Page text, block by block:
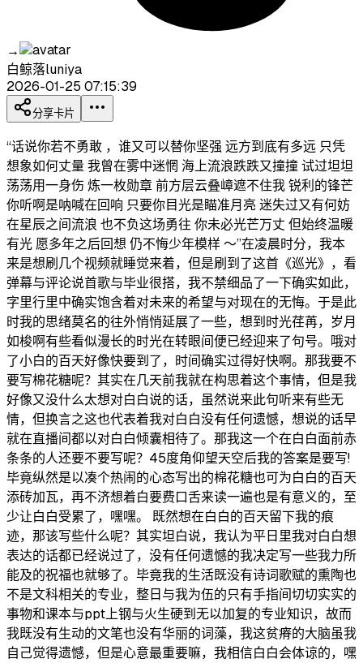
→
白鲸落luniya
2026-01-25 07:15:39
分享卡片
“话说你若不勇敢 ，谁又可以替你坚强 远方到底有多远 只凭
想象如何丈量 我曾在雾中迷惘 海上流浪跌跌又撞撞 试过坦坦
荡荡用一身伤 炼一枚勋章 前方层云叠嶂遮不住我 锐利的锋芒
你听啊是呐喊在回响 只要你目光是瞄准月亮 迷失过又有何妨
在星辰之间流浪 也不负这场勇往 你未必光芒万丈 但始终温暖
有光 愿多年之后回想 仍不悔少年模样 ～”在凌晨时分，我本
来是想刷几个视频就睡觉来着，但是刷到了这首《巡光》，看
弹幕与评论说首歌与毕业很搭，我不禁细品了一下确实如此，
字里行里中确实饱含着对未来的希望与对现在的无悔。于是此
时我的思绪莫名的往外悄悄延展了一些，想到时光荏苒，岁月
如梭啊有些看似漫长的时光在转眼间便已经迎来了句号。哦对
了小白的百天好像快要到了，时间确实过得好快啊。那我要不
要写棉花糖呢？其实在几天前我就在构思着这个事情，但是我
好像又没什么太想对白白说的话，虽然说来此句听来有些无
情，但换言之这也代表着我对白白没有任何遗憾，想说的话早
就在直播间都以对白白倾囊相待了。那我这一个在白白面前赤
条条的人还要不要写呢？45度角仰望天空后我的答案是要写!
毕竟纵然是以凑个热闹的心态写出的棉花糖也可为白白的百天
添砖加瓦，再不济想着白要费口舌来读一遍也是有意义的，至
少让白白受累了，嘿嘿。 既然想在白白的百天留下我的痕
迹，那该写些什么呢？其实坦白说，我认为平日里我对白白想
表达的话都已经说过了，没有任何遗憾的我决定写一些我力所
能及的祝福也就够了。毕竟我的生活既没有诗词歌赋的熏陶也
不是文科相关的专业，整日与我为伍的只有手指间切切实实的
事物和课本与ppt上钢与火生硬到无以加复的专业知识，故而
我既没有生动的文笔也没有华丽的词藻，我这贫瘠的大脑虽我
自己觉得遗憾，但是心意最重要嘛，我相信白白会体谅的，嘿